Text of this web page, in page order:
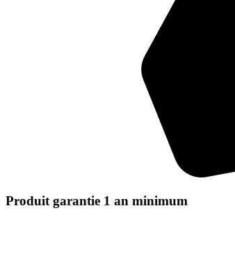
Produit garantie 1 an minimum